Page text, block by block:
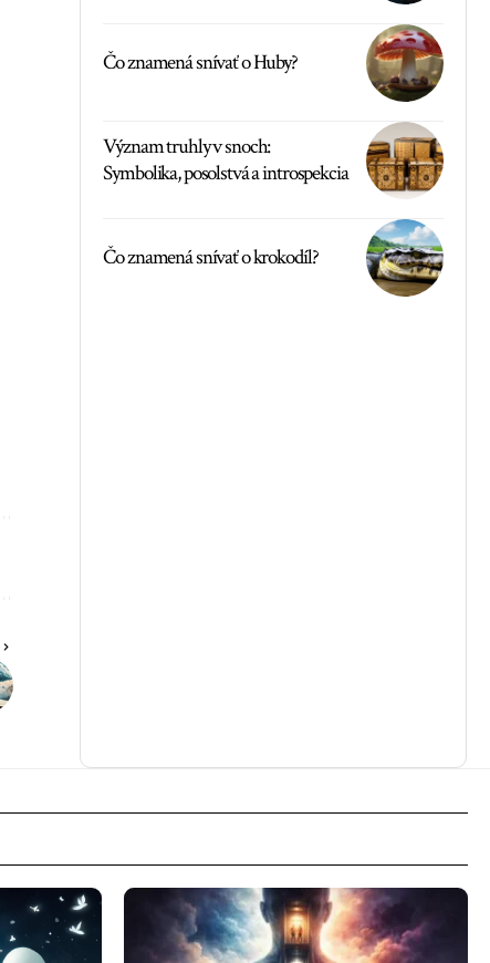
Čo znamená snívať o Huby?
Význam truhly v snoch:
Symbolika, posolstvá a introspekcia
Čo znamená snívať o krokodíl?